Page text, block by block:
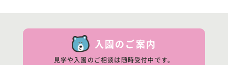
入園のご案内
見学や入園のご相談は随時受付中です。